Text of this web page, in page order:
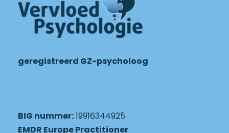
geregistreerd GZ-psycholoog
BIG nummer:19916344925
EMDR Europe Practitioner